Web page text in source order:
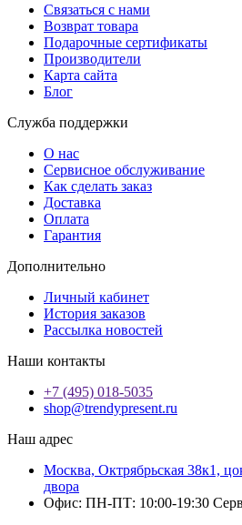
Связаться с нами
Возврат товара
Подарочные сертификаты
Производители
Карта сайта
Блог
Служба поддержки
О нас
Сервисное обслуживание
Как сделать заказ
Доставка
Оплата
Гарантия
Дополнительно
Личный кабинет
История заказов
Рассылка новостей
Наши контакты
+7 (495) 018-5035
shop@trendypresent.ru
Наш адрес
Москва, Октрябрьская 38к1,
двора
Офис: ПН-ПТ: 10:00-19:30